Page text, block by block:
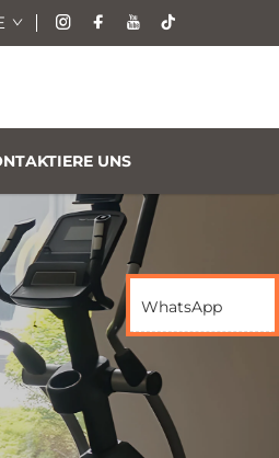
UNS
WhatsApp